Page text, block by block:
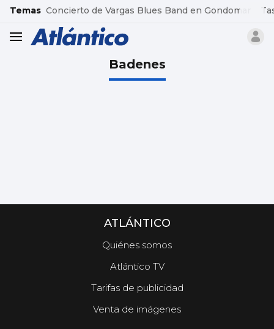
common.go-to-content
Temas Concierto de Vargas Blues Band en Gondomar
header.menu.open
Badenes
ATLÁNTICO
Quiénes somos
Atlántico TV
Tarifas de publicidad
Venta de imágenes